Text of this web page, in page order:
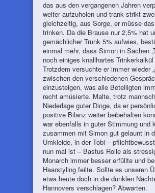
das aus den vergangenen Jahren
weiter aufzuholen und trank strikt
gleichzeitig, aus Sorge, er müsse
trinken. Da die Brause nur 2,5% hat
gemächlicher Trunk 5% aufwies,
einmal mehr, dass Simon in Sachen
noch einiges knallhartes
Trotzdem versuchte er immer wieder
zwischen den verschiedenen
einzusteigen, was alle Beteiligten
recht amüsierte. Malte, trotz
Niederlage guter Dinge, da er
positive Bilanz weiter beibehalten
war ebenfalls in guter Stimmung und
zusammen mit Simon gut gelaunt in
Umkleide, in der Tobi –
nun mal ist – Bastus Rolle als
Monarch immer besser erfüllte und
Haarstyling feilte. Sollte es unseren
etwa heute doch in die dunklen
Hannovers verschlagen? Abwarten.